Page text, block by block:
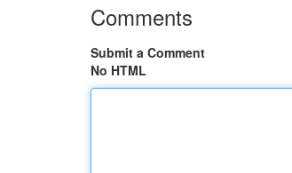
Comments
Submit a Comment
No HTML